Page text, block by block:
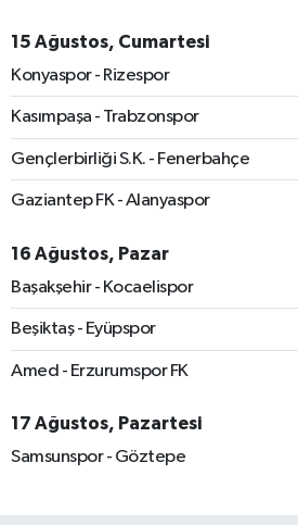
15 Ağustos, Cumartesi
Konyaspor - Rizespor
Kasımpaşa - Trabzonspor
Gençlerbirliği S.K. - Fenerbahçe
Gaziantep FK - Alanyaspor
16 Ağustos, Pazar
Başakşehir - Kocaelispor
Beşiktaş - Eyüpspor
Amed - Erzurumspor FK
17 Ağustos, Pazartesi
Samsunspor - Göztepe